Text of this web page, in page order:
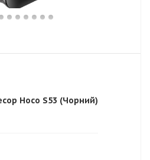
Hoco S53 (Чорний)